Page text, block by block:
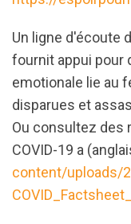
Un ligne d'écoute
fournit appui pour
emotionale lie au
disparues et
Ou consultez des
COVID-19 a
content/uploads/